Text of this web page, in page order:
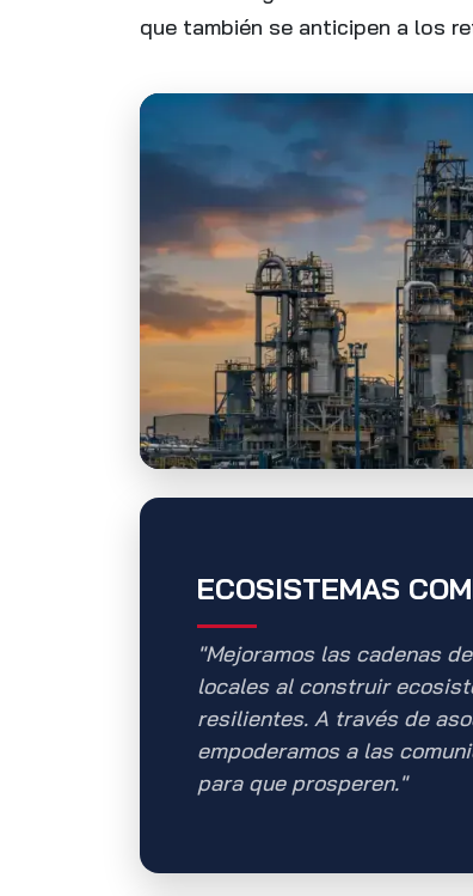
que también se anticipen a los
ECOSISTEMAS
"Mejoramos las cadenas
locales al construir
resilientes. A través de
empoderamos a las
para que prosperen."